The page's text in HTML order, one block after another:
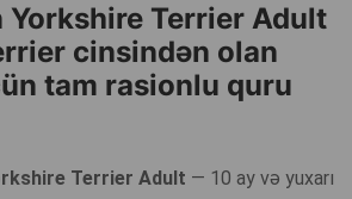
Yorkshire Terrier Adult
cinsindən olan
tam rasionlu quru
Terrier Adult — 10 ay və yuxarı